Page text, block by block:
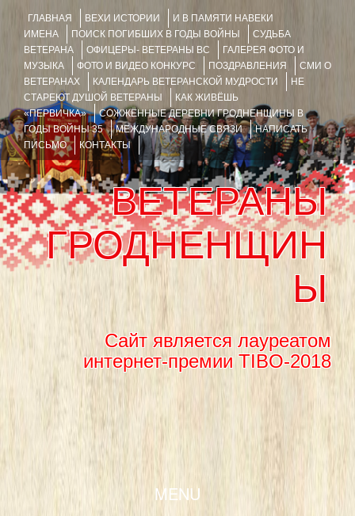
ГЛАВНАЯ ВЕХИ ИСТОРИИ
И В ПАМЯТИ НАВЕКИ
ИМЕНА
ПОИСК ПОГИБШИХ В ГОДЫ ВОЙНЫ
СУДЬБА
ВЕТЕРАНА
ОФИЦЕРЫ- ВЕТЕРАНЫ ВС
ГАЛЕРЕЯ ФОТО И
МУЗЫКА
ФОТО И ВИДЕО КОНКУРС ПОЗДРАВЛЕНИЯ
СМИ О
ВЕТЕРАНАХ
КАЛЕНДАРЬ ВЕТЕРАНСКОЙ МУДРОСТИ
НЕ
СТАРЕЮТ ДУШОЙ ВЕТЕРАНЫ
КАК ЖИВЁШЬ
«ПЕРВИЧКА»
СОЖЖЁННЫЕ ДЕРЕВНИ ГРОДНЕНЩИНЫ В
ГОДЫ ВОЙНЫ 35
МЕЖДУНАРОДНЫЕ СВЯЗИ
НАПИСАТЬ
ПИСЬМО
КОНТАКТЫ
ВЕТЕРАНЫ
ГРОДНЕНЩИН
Ы
Сайт является лауреатом
интернет-премии TIBO-2018
MENU
SKIP TO CONTENT